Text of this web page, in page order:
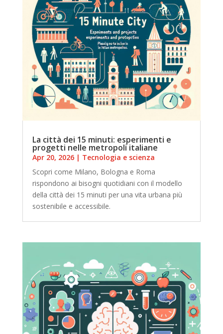
La città dei 15 minuti: esperimenti e
progetti nelle metropoli italiane
Apr 20, 2026| Tecnologia e scienza
Scopri come Milano, Bologna e Roma
rispondono ai bisogni quotidiani con il modello
della città dei 15 minuti per una vita urbana più
sostenibile e accessibile.